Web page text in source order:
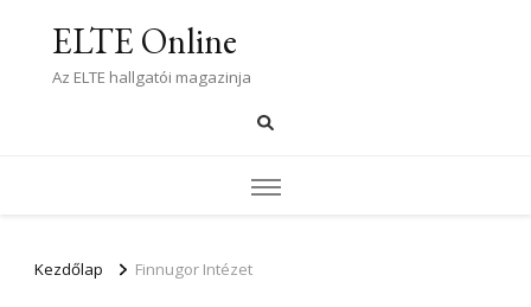
ELTE Online
Az ELTE hallgatói magazinja
Kezdőlap Finnugor Intézet